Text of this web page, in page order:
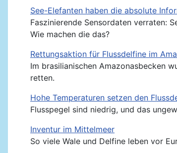
See-Elefanten haben die absolute
Faszinierende Sensordaten verraten:
Wie machen die das?
Rettungsaktion für Flussdelfine im
Im brasilianischen Amazonasbecken
retten.
Hohe Temperaturen setzen den
Flusspegel sind niedrig, und das
Inventur im Mittelmeer
So viele Wale und Delfine leben vor